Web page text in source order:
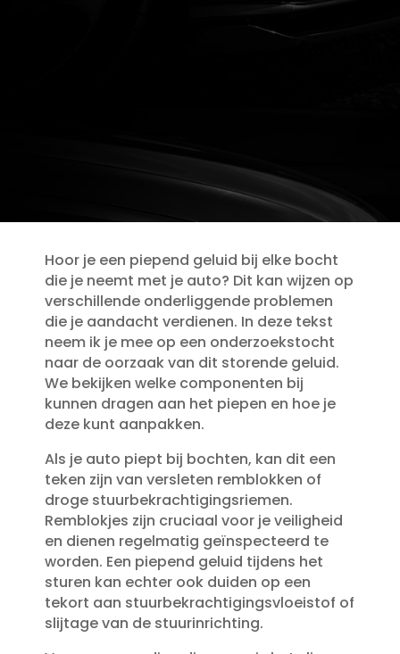
Hoor je een piepend geluid bij elke bocht
die je neemt met je auto? Dit kan wijzen op
verschillende onderliggende problemen
die je aandacht verdienen.​ In deze tekst
neem ik je mee op een onderzoekstocht
naar de oorzaak van dit storende geluid.​
We bekijken welke componenten bij
kunnen dragen aan het piepen en hoe je
deze kunt aanpakken.​
Als je auto piept bij bochten, kan dit een
teken zijn van versleten remblokken of
droge stuurbekrachtigingsriemen.​
Remblokjes zijn cruciaal voor je veiligheid
en dienen regelmatig geïnspecteerd te
worden.​ Een piepend geluid tijdens het
sturen kan echter ook duiden op een
tekort aan stuurbekrachtigingsvloeistof of
slijtage van de stuurinrichting.​